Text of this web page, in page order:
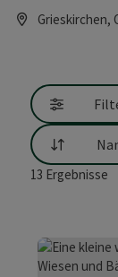
Grieskirchen,
Sortierung
13 Ergebnisse